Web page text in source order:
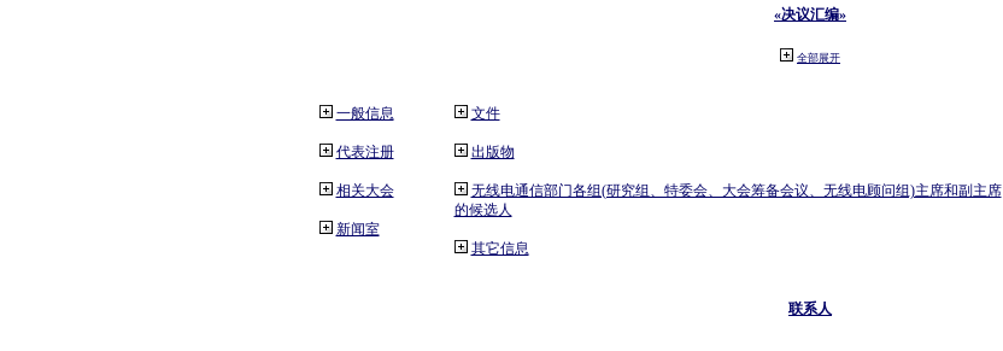
«决议汇编»
全部展开
一般信息
代表注册
相关大会
新闻室
文件
出版物
无线电通信部门各组(研究组、特委会、大会筹备会议、无线电顾问组)主席和副主席
的候选人
其它信息
联系人